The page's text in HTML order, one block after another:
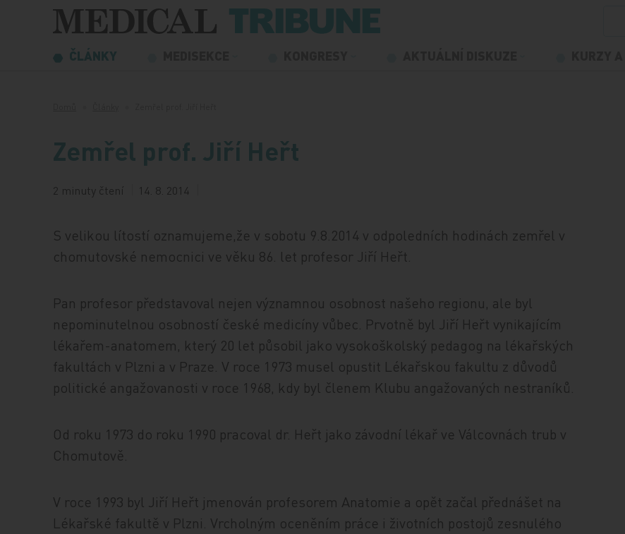
Přeskočit na obsah
ČLÁNKY
Zemřel prof. Jiří Heřt
2 minuty čtení 14. 8. 2014
S velikou lítostí oznamujeme,že v sobotu 9.8.2014 v odpoledních hodinách zemřel v
chomutovské nemocnici ve věku 86. let profesor Jiří Heřt.
Pan profesor představoval nejen významnou osobnost našeho regionu, ale byl
nepominutelnou osobností české medicíny vůbec. Prvotně byl Jiří Heřt vynikajícím
lékařem-anatomem, který 20 let působil jako vysokoškolský pedagog na lékařských
fakultách v Plzni a v Praze. V roce 1973 musel opustit Lékařskou fakultu z důvodů
politické angažovanosti v roce 1968, kdy byl členem Klubu angažovaných nestraníků.
Od roku 1973 do roku 1990 pracoval dr. Heřt jako závodní lékař ve Válcovnách trub v
Chomutově.
V roce 1993 byl Jiří Heřt jmenován profesorem Anatomie a opět začal přednášet na
Lékařské fakultě v Plzni. Vrcholným oceněním práce i životních postojů zesnulého